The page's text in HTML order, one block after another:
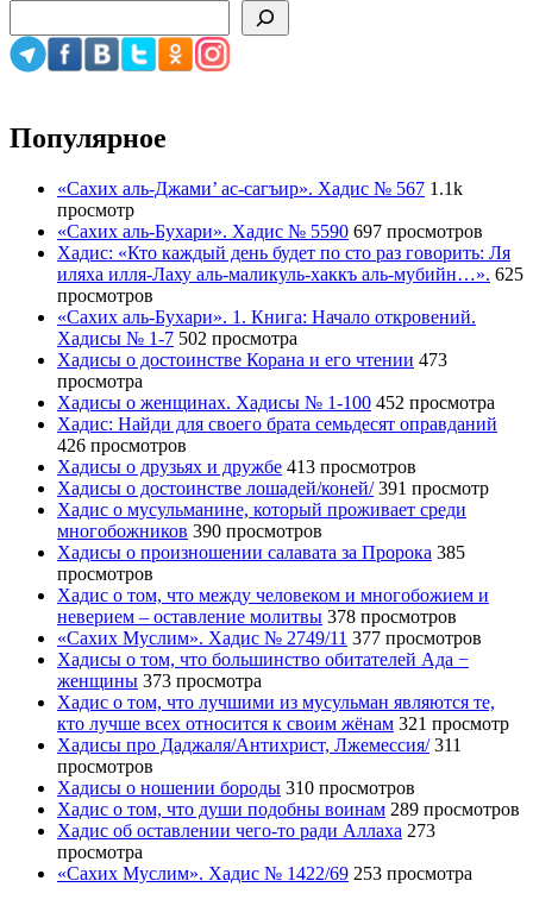
Популярное
«Сахих аль-Джами’ ас-сагъир». Хадис № 567 1.1k
просмотр
«Сахих аль-Бухари». Хадис № 5590 697 просмотров
Хадис: «Кто каждый день будет по сто раз говорить: Ля
иляха илля-Лаху аль-маликуль-хаккъ аль-мубийн…». 625
просмотров
«Сахих аль-Бухари». 1. Книга: Начало откровений.
Хадисы № 1-7 502 просмотра
Хадисы о достоинстве Корана и его чтении 473
просмотра
Хадисы о женщинах. Хадисы № 1-100 452 просмотра
Хадис: Найди для своего брата семьдесят оправданий
426 просмотров
Хадисы о друзьях и дружбе 413 просмотров
Хадисы о достоинстве лошадей/коней/ 391 просмотр
Хадис о мусульманине, который проживает среди
многобожников 390 просмотров
Хадисы о произношении салавата за Пророка 385
просмотров
Хадис о том, что между человеком и многобожием и
неверием – оставление молитвы 378 просмотров
«Сахих Муслим». Хадис № 2749/11 377 просмотров
Хадисы о том, что большинство обитателей Ада −
женщины 373 просмотра
Хадис о том, что лучшими из мусульман являются те,
кто лучше всех относится к своим жёнам 321 просмотр
Хадисы про Даджаля/Антихрист, Лжемессия/ 311
просмотров
Хадисы о ношении бороды 310 просмотров
Хадис о том, что души подобны воинам 289 просмотров
Хадис об оставлении чего-то ради Аллаха 273
просмотра
«Сахих Муслим». Хадис № 1422/69 253 просмотра